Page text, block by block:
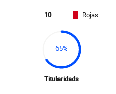
10 Rojas
65%
Titularidads